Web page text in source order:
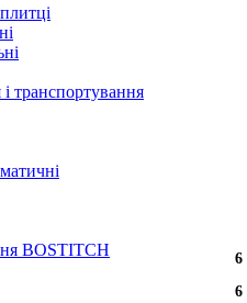
транспортування
BOSTITCH
6
6
6
6
6
6
6
6
6
6